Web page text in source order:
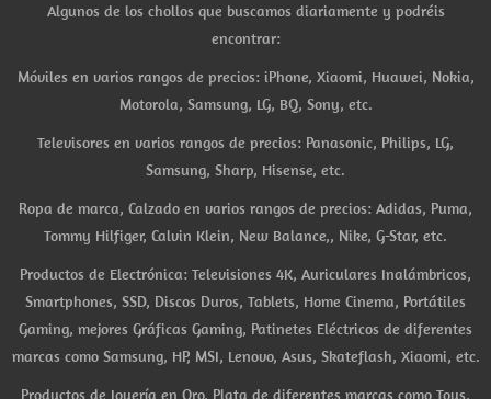
Algunos de los chollos que buscamos diariamente y podréis
encontrar:
Móviles en varios rangos de precios: iPhone, Xiaomi, Huawei, Nokia,
Motorola, Samsung, LG, BQ, Sony, etc.
Televisores en varios rangos de precios: Panasonic, Philips, LG,
Samsung, Sharp, Hisense, etc.
Ropa de marca, Calzado en varios rangos de precios: Adidas, Puma,
Tommy Hilfiger, Calvin Klein, New Balance,, Nike, G-Star, etc.
Productos de Electrónica: Televisiones 4K, Auriculares Inalámbricos,
Smartphones, SSD, Discos Duros, Tablets, Home Cinema, Portátiles
Gaming, mejores Gráficas Gaming, Patinetes Eléctricos de diferentes
marcas como Samsung, HP, MSI, Lenovo, Asus, Skateflash, Xiaomi, etc.
Productos de Joyería en Oro, Plata de diferentes marcas como Tous,